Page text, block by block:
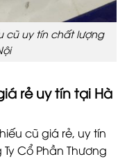
cũ uy tín chất lượng
rẻuy tín tại Hà
cũ giá rẻ, uy tín
Cổ Phần Thương